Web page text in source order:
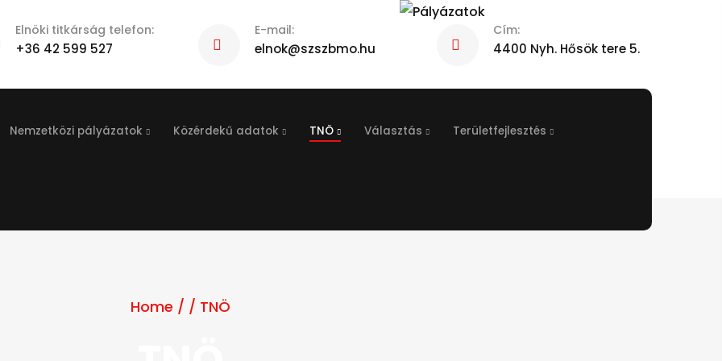
Elnöki titkárság telefon:
+36 42 599 527
E-mail:
elnok@szszbmo.hu
Cím:
4400 Nyh. Hősök tere 5.
Nemzetközi pályázatok Közérdekű adatok TNÖ Választás Területfejlesztés
Home / / TNÖ